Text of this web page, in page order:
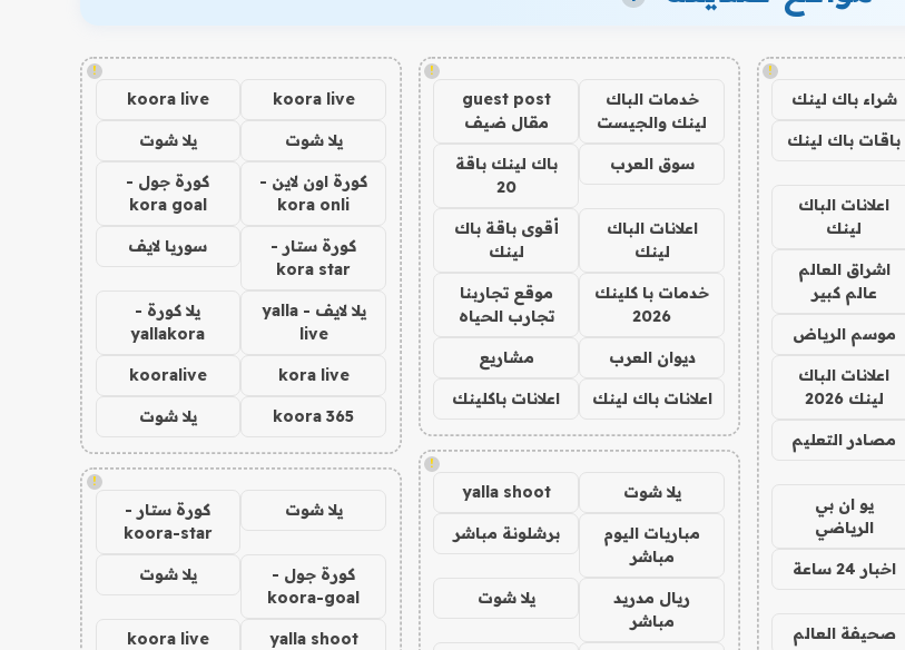
!
شراء باك لينك
باقات باك لينك
اعلانات الباك
لينك
اشراق العالم
عالم كبير
موسم الرياض
اعلانات الباك
لينك 2026
مصادر التعليم
يو ان بي
الرياضي
اخبار 24 ساعة
صحيفة العالم
!
خدمات الباك
لينك والجيست
guest post
مقال ضيف
سوق العرب
باك لينك باقة
20
اعلانات الباك
لينك
أقوى باقة باك
لينك
خدمات با كلينك
2026
موقع تجاربنا
تجارب الحياه
ديوان العرب مشاريع
اعلانات باك لينك اعلانات باكلينك
!
يلا شوت yalla shoot
مباريات اليوم
مباشر
برشلونة مباشر
ريال مدريد
مباشر
يلا شوت
!
koora live
koora live
يلا شوت يلا شوت
كورة اون لاين -
kora onli
كورة جول -
kora goal
كورة ستار -
kora star
سوريا لايف
يلا لايف - yalla
live
يلا كورة -
yallakora
kora live
kooralive
koora 365 يلا شوت
!
يلا شوت
كورة ستار -
koora-star
كورة جول -
koora-goal
يلا شوت
yalla shoot
koora live